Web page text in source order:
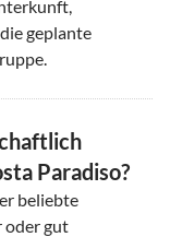
geplante
Paradiso?
beliebte
oder gut